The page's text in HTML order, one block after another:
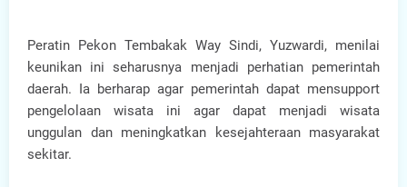
Peratin Pekon Tembakak Way Sindi, Yuzwardi, menilai
keunikan ini seharusnya menjadi perhatian pemerintah
daerah. Ia berharap agar pemerintah dapat mensupport
pengelolaan wisata ini agar dapat menjadi wisata
unggulan dan meningkatkan kesejahteraan masyarakat
sekitar.